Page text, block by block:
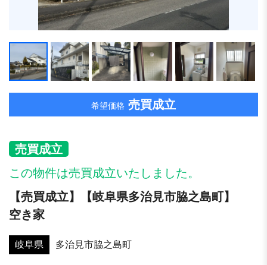
希望価格 売買成立
売買成立
この物件は売買成立いたしました。
【売買成立】【岐阜県多治見市脇之島町】
空き家
岐阜県 多治見市脇之島町